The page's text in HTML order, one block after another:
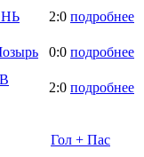
2:0 подробнее
0:0 подробнее
2:0 подробнее
Гол + Пас